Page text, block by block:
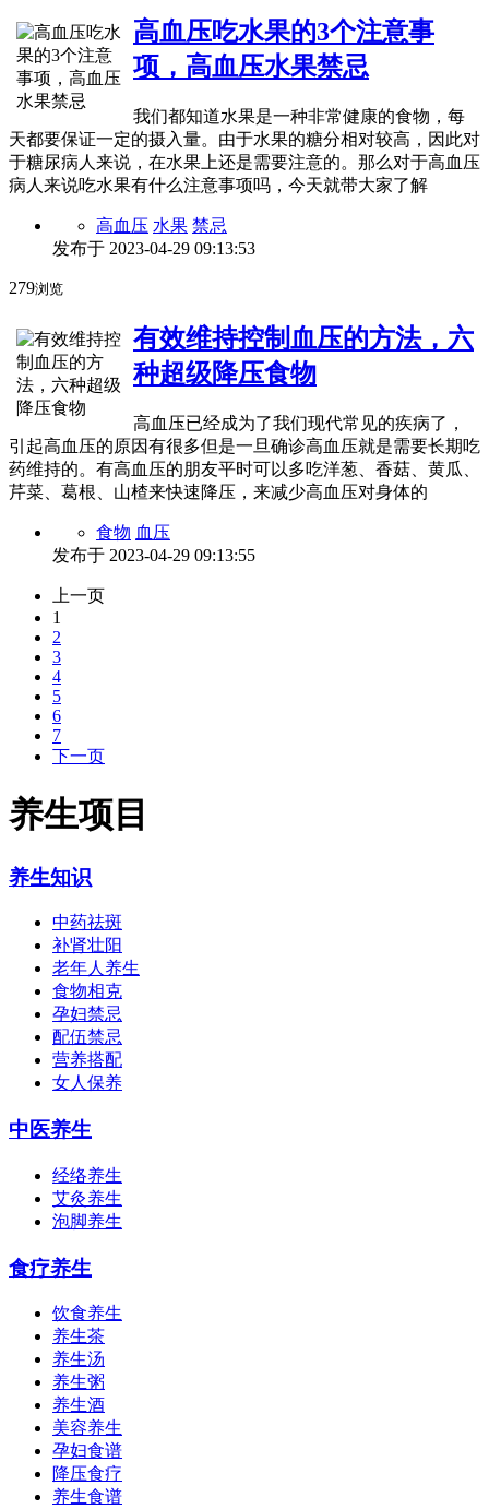
高血压吃水果的3个注意事
项，高血压水果禁忌
我们都知道水果是一种非常健康的食物，每
天都要保证一定的摄入量。由于水果的糖分相对较高，因此对
于糖尿病人来说，在水果上还是需要注意的。那么对于高血压
病人来说吃水果有什么注意事项吗，今天就带大家了解
高血压 水果 禁忌
发布于 2023-04-29 09:13:53
279浏览
有效维持控制血压的方法，六
种超级降压食物
高血压已经成为了我们现代常见的疾病了，
引起高血压的原因有很多但是一旦确诊高血压就是需要长期吃
药维持的。有高血压的朋友平时可以多吃洋葱、香菇、黄瓜、
芹菜、葛根、山楂来快速降压，来减少高血压对身体的
食物 血压
发布于 2023-04-29 09:13:55
上一页
1
2
3
4
5
6
7
下一页
养生项目
养生知识
中药祛斑
补肾壮阳
老年人养生
食物相克
孕妇禁忌
配伍禁忌
营养搭配
女人保养
中医养生
经络养生
艾灸养生
泡脚养生
食疗养生
饮食养生
养生茶
养生汤
养生粥
养生酒
美容养生
孕妇食谱
降压食疗
养生食谱